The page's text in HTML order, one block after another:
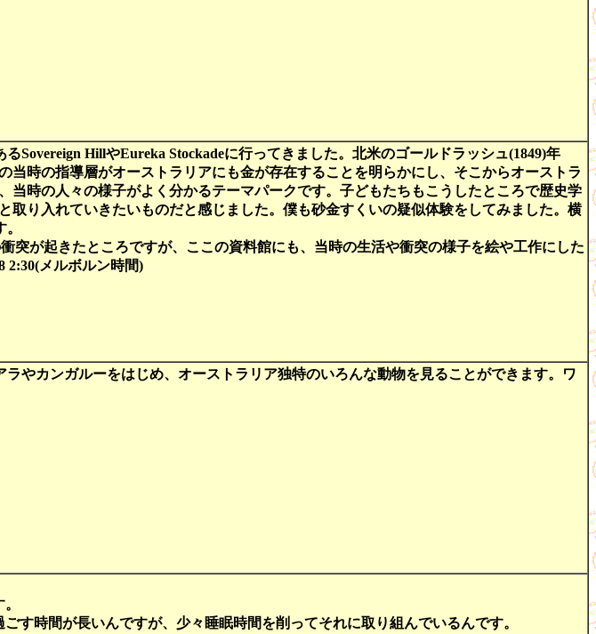
Sovereign HillやEureka Stockadeに行ってきました。北米のゴールドラッシュ(1849)年
当時の指導層がオーストラリアにも金が存在することを明らかにし、そこからオーストラ
当時の人々の様子がよく分かるテーマパークです。子どもたちもこうしたところで歴史学
取り入れていきたいものだと感じました。僕も砂金すくいの疑似体験をしてみました。横
突が起きたところですが、ここの資料館にも、当時の生活や衝突の様子を絵や工作にした
2:30(メルボルン時間)
ラやカンガルーをはじめ、オーストラリア独特のいろんな動物を見ることができます。ワ
す時間が長いんですが、少々睡眠時間を削ってそれに取り組んでいるんです。